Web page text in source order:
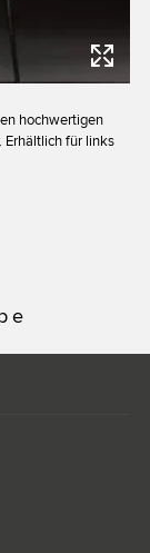
hochwertigen
Erhältlich für links